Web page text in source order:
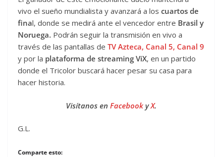
vivo el sueño mundialista y avanzará a los cuartos de
final, donde se medirá ante el vencedor entre Brasil y
Noruega. Podrán seguir la transmisión en vivo a
través de las pantallas de TV Azteca, Canal 5, Canal 9
y por la plataforma de streaming ViX, en un partido
donde el Tricolor buscará hacer pesar su casa para
hacer historia.
Visítanos en FacebookyX.
G.L.
Comparte esto: